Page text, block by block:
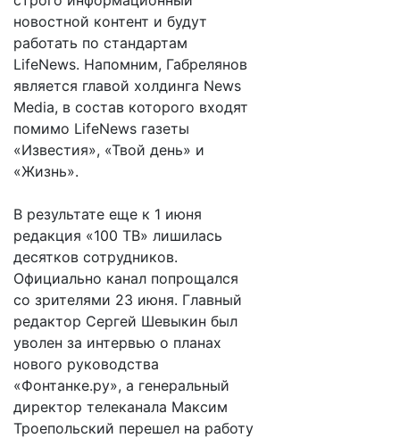
новостной контент и будут
работать по стандартам
LifeNews. Напомним, Габрелянов
является главой холдинга News
Media, в состав которого входят
помимо LifeNews газеты
«Известия», «Твой день» и
«Жизнь».
В результате еще к 1 июня
редакция «100 ТВ» лишилась
десятков сотрудников.
Официально канал попрощался
со зрителями 23 июня. Главный
редактор Сергей Шевыкин был
уволен за интервью о планах
нового руководства
«Фонтанке.ру», а генеральный
директор телеканала Максим
Троепольский перешел на работу